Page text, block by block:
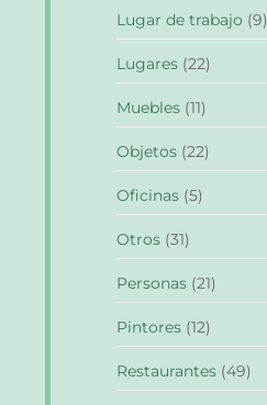
Lugar de trabajo (9)
Lugares (22)
Muebles (11)
Objetos (22)
Oficinas (5)
Otros (31)
Personas (21)
Pintores (12)
Restaurantes (49)